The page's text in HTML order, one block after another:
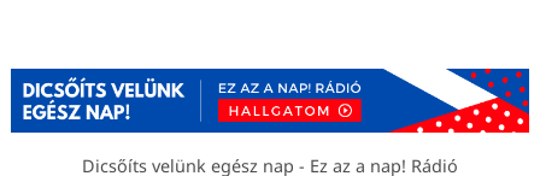
Dicsőíts velünk egész nap - Ez az a nap! Rádió